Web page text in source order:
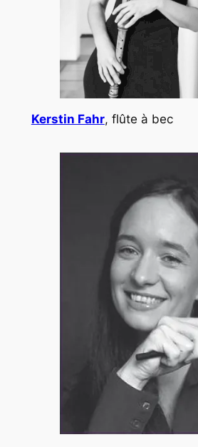
Kerstin Fahr, flûte à bec